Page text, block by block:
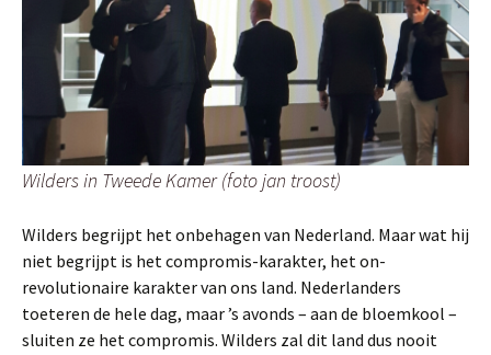
Wilders in Tweede Kamer (foto jan troost)
Wilders begrijpt het onbehagen van Nederland. Maar wat hij
niet begrijpt is het compromis-karakter, het on-
revolutionaire karakter van ons land. Nederlanders
toeteren de hele dag, maar ’s avonds – aan de bloemkool –
sluiten ze het compromis. Wilders zal dit land dus nooit